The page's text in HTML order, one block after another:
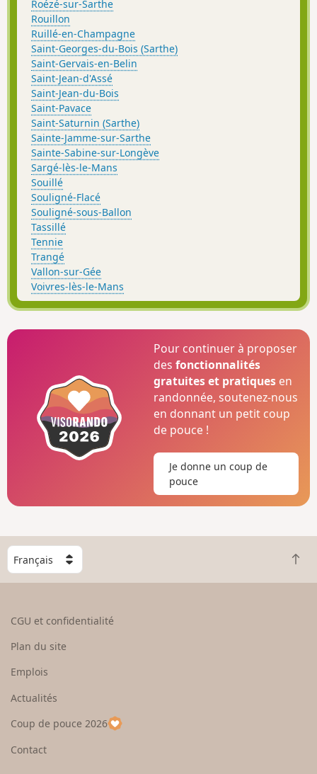
Roézé-sur-Sarthe
Rouillon
Ruillé-en-Champagne
Saint-Georges-du-Bois (Sarthe)
Saint-Gervais-en-Belin
Saint-Jean-d'Assé
Saint-Jean-du-Bois
Saint-Pavace
Saint-Saturnin (Sarthe)
Sainte-Jamme-sur-Sarthe
Sainte-Sabine-sur-Longève
Sargé-lès-le-Mans
Souillé
Souligné-Flacé
Souligné-sous-Ballon
Tassillé
Tennie
Trangé
Vallon-sur-Gée
Voivres-lès-le-Mans
Pour continuer à proposer
desfonctionnalités
gratuites et pratiques en
randonnée, soutenez-nous
en donnant un petit coup
de pouce !
Je donne un coup de
pouce
C
h
o
e
u
p
a
R
e
CGU et confidentialité
Plan du site
Emplois
Actualités
Coup de pouce 2026
Contact